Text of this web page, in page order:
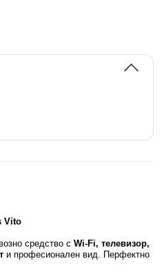
Vito
средство с Wi-Fi, телевизор,
и професионален вид. Перфектно